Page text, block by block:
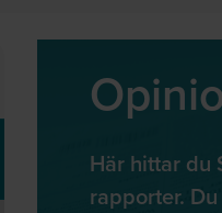
Här hittar du
rapporter.